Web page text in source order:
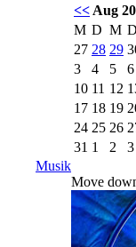
<< Aug
M D M D
27 28 29
3
4 5 6
10 11 12
17 18 19
24 25 26
31 1 2 3
Musik
Move